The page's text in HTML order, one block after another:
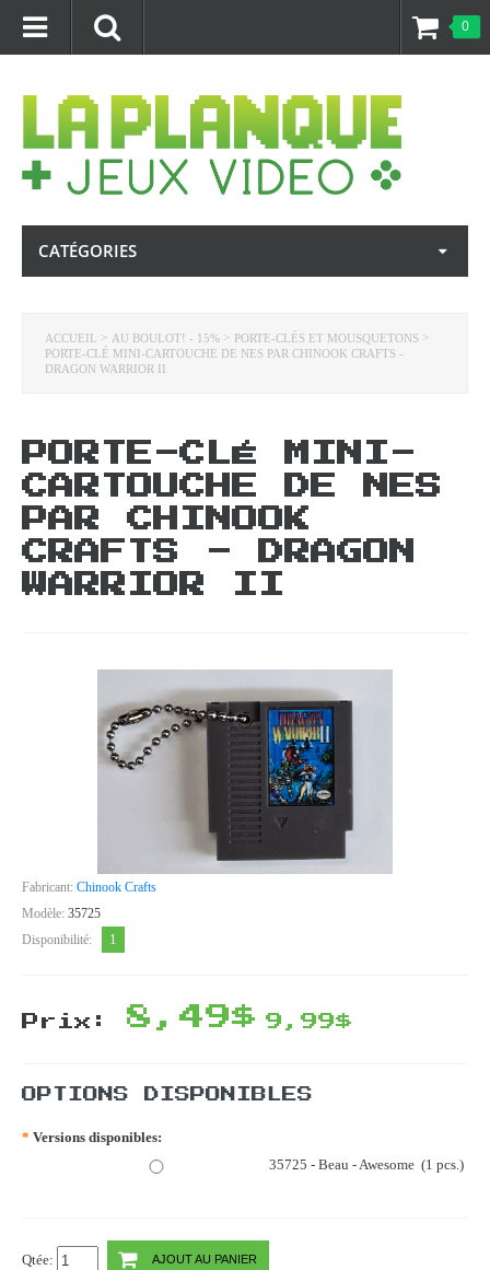
0
CATÉGORIES
ACCUEIL > AU BOULOT! - 15% > PORTE-CLÉS ET MOUSQUETONS >
PORTE-CLÉ MINI-CARTOUCHE DE NES PAR CHINOOK CRAFTS -
DRAGON WARRIOR II
PORTE-CLÉ MINI-
CARTOUCHE DE NES
PAR CHINOOK
CRAFTS - DRAGON
WARRIOR II
Fabricant: Chinook Crafts
Modèle: 35725
Disponibilité:
1
Prix: 8,49$ 9,99$
OPTIONS DISPONIBLES
* Versions disponibles:
35725 - Beau - Awesome (1 pcs.)
Qtée: AJOUT AU PANIER